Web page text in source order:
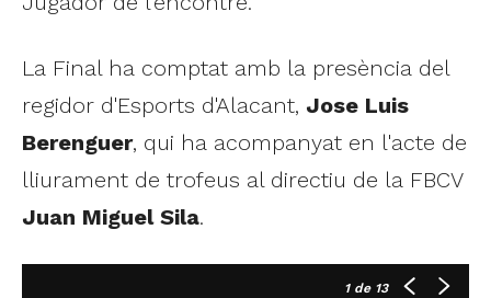
La Final ha comptat amb la presència del
regidor d'Esports d'Alacant, Jose Luis
Berenguer, qui ha acompanyat en l'acte de
lliurament de trofeus al directiu de la FBCV
Juan Miguel Sila.
1de 13